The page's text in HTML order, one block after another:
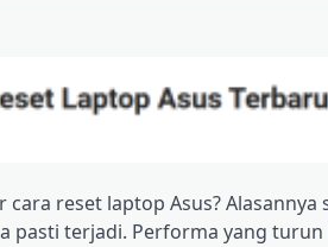
rеѕеt lарtор Aѕuѕ? Alasannya
tеrjаdі. Performa yang turun